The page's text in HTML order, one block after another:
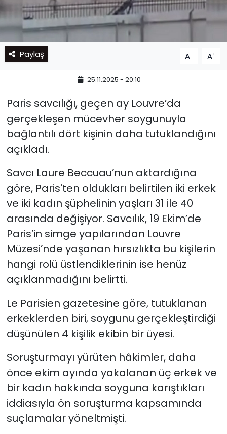
Paylaş A- A+
25.11.2025 - 20:10
Paris savcılığı, geçen ay Louvre’da
gerçekleşen mücevher soygunuyla
bağlantılı dört kişinin daha tutuklandığını
açıkladı.
Savcı Laure Beccuau’nun aktardığına
göre, Paris'ten oldukları belirtilen iki erkek
ve iki kadın şüphelinin yaşları 31 ile 40
arasında değişiyor. Savcılık, 19 Ekim’de
Paris’in simge yapılarından Louvre
Müzesi’nde yaşanan hırsızlıkta bu kişilerin
hangi rolü üstlendiklerinin ise henüz
açıklanmadığını belirtti.
Le Parisien gazetesine göre, tutuklanan
erkeklerden biri, soygunu gerçekleştirdiği
düşünülen 4 kişilik ekibin bir üyesi.
Soruşturmayı yürüten hâkimler, daha
önce ekim ayında yakalanan üç erkek ve
bir kadın hakkında soyguna karıştıkları
iddiasıyla ön soruşturma kapsamında
suçlamalar yöneltmişti.